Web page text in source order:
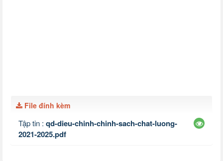
File đính kèm
Tập tin : qd-dieu-chinh-chinh-sach-chat-luong-
2021-2025.pdf